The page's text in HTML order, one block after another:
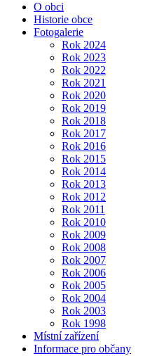
O obci
Historie obce
Fotogalerie
Rok 2024
Rok 2023
Rok 2022
Rok 2021
Rok 2020
Rok 2019
Rok 2018
Rok 2017
Rok 2016
Rok 2015
Rok 2014
Rok 2013
Rok 2012
Rok 2011
Rok 2010
Rok 2009
Rok 2008
Rok 2007
Rok 2006
Rok 2005
Rok 2004
Rok 2003
Rok 1998
Místní zařízení
Informace pro občany